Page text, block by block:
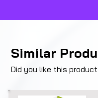
Similar
Did you like this